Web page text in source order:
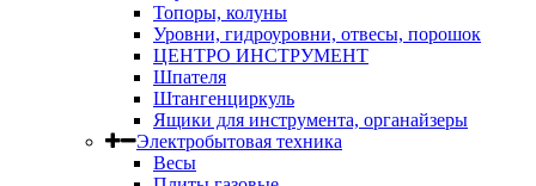
Топоры, колуны
Уровни, гидроуровни, отвесы, порошок
ЦЕНТРО ИНСТРУМЕНТ
Шпателя
Штангенциркуль
Ящики для инструмента, органайзеры
Электробытовая техника
Весы